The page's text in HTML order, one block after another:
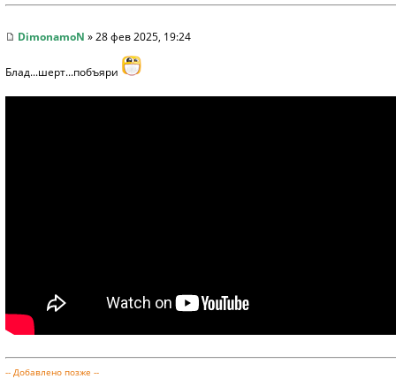
DimonamoN » 28 фев 2025, 19:24
Блад...шерт...побъяри
-- Добавлено позже --